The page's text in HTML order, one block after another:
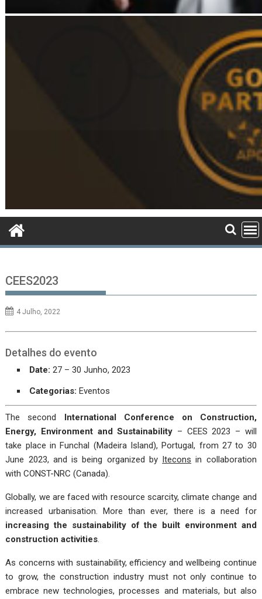
CEES2023
4 Julho, 2022
Detalhes do evento
Date: 27 –30 Junho, 2023
Categorias: Eventos
The second International Conference on Construction,
Energy, Environment and Sustainability – CEES 2023 – will
take place in Funchal (Madeira Island), Portugal, from 27 to 30
June 2023, and is being organized by Itecons in collaboration
with CONST-NRC (Canada).
Globally, we are faced with resource scarcity, climate change and
increased urbanisation. More than ever, there is a need for
increasing the sustainability of the built environment and
construction activities.
As concerns with sustainability, efficiency and wellbeing continue
to grow, the construction industry must not only continue to
embrace new technologies, processes and materials, but also